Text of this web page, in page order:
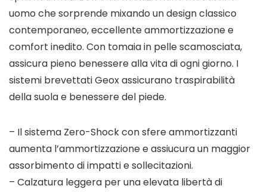
uomo che sorprende mixando un design classico
contemporaneo, eccellente ammortizzazione e
comfort inedito. Con tomaia in pelle scamosciata,
assicura pieno benessere alla vita di ogni giorno. I
sistemi brevettati Geox assicurano traspirabilità
della suola e benessere del piede.
– Il sistema Zero-Shock con sfere ammortizzanti
aumenta l’ammortizzazione e assiucura un maggior
assorbimento di impatti e sollecitazioni.
– Calzatura leggera per una elevata libertà di